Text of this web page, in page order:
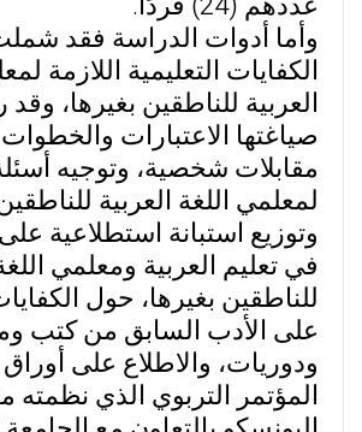
وأما أدوات الدراسة فقد
الكفايات التعليمية اللازمة
العربية للناطقين بغيرها،
صياغتها الاعتبارات والخطوات
مقابلات شخصية، وتوجيه
لمعلمي اللغة العربية
وتوزيع استبانة استطلاعية
في تعليم العربية ومعلمي
للناطقين بغيرها، حول
على الأدب السابق من كتب
ودوريات، والاطلاع على
المؤتمر التربوي الذي نظمته